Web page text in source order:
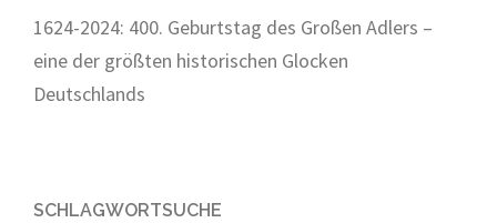
1624-2024: 400. Geburtstag des Großen Adlers –
eine der größten historischen Glocken
Deutschlands
SCHLAGWORTSUCHE